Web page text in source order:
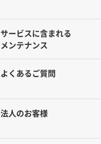
サービスに含まれる
メンテナンス
よくあるご質問
法人のお客様